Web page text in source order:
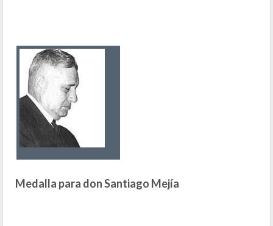
Medalla para don Santiago Mejía